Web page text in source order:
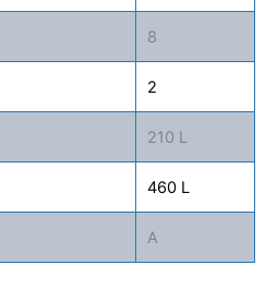
8
2
210 L
460 L
A